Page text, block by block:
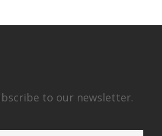
to our newsletter.